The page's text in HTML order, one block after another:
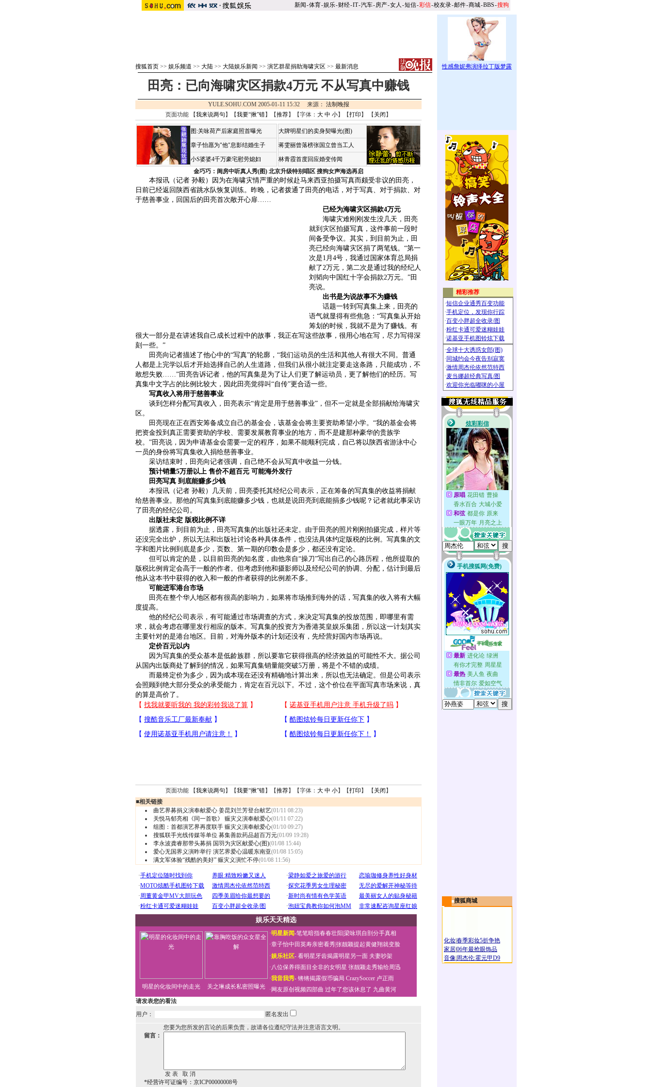
新闻-体育-娱乐-财经-IT-汽车-房产-女人 -短信-彩信-校友录-邮件-商城-BBS-搜狗
搜狐首页 >> 娱乐频道 >> 大陆 >> 大陆娱乐新闻 >> 演艺群星捐助海啸灾区 >> 最新消息
田亮：已向海啸灾区捐款4万元 不从写真中赚钱
YULE.SOHU.COM 2005-01-11 15:32 来源： 法制晚报
页面功能 【我来说两句 】【我要“揪”错】【推荐】【字体： 大 中 小】【打印 】 【 关闭 】
图:关咏荷产后家庭照首曝光
章子怡愿为"他"息影结婚生子
小S婆婆4千万豪宅慰劳媳妇
大牌明星们的卖身契曝光(图)
蒋雯丽曾落榜张国立曾当工人
林青霞首度回应婚变传闻
金巧巧：闺房中听真人秀(图) 北京升级特别唱区 搜狗女声海选再启
本报讯（记者 孙毅）因为在海啸灾情严重的时候赴马来西亚拍摄写真而颇受非议的田亮，
日前已经返回陕西省跳水队恢复训练。昨晚，记者拨通了田亮的电话，对于写真、对于捐款、对
于慈善事业，回国后的田亮首次敞开心扉……
已经为海啸灾区捐款4万元
海啸灾难刚刚发生没几天，田亮
就到灾区拍摄写真，这件事前一段时
间备受争议。其实，到目前为止，田
亮已经向海啸灾区捐了两笔钱。“第一
次是1月4号，我通过国家体育总局捐
献了2万元，第二次是通过我的经纪人
刘韬向中国红十字会捐款2万元。”田
亮说。
出书是为说故事不为赚钱
话题一转到写真集上来，田亮的
语气就显得有些焦急：“写真集从开始
筹划的时候，我就不是为了赚钱。有
很大一部分是在讲述我自己成长过程中的故事，我正在写这些故事，很用心地在写，尽力写得深
刻一些。”
田亮向记者描述了他心中的“写真”的轮廓，“我们运动员的生活和其他人有很大不同。普通
人都是上完学以后才开始选择自己的人生道路，但我们从很小就注定要走这条路，只能成功，不
敢想失败……”田亮告诉记者，他的写真集是为了让人们更了解运动员，更了解他们的经历。写
真集中文字占的比例比较大，因此田亮觉得叫“自传”更合适一些。
写真收入将用于慈善事业
谈到怎样分配写真收入，田亮表示“肯定是用于慈善事业”，但不一定就是全部捐献给海啸灾
区。
田亮现在正在西安筹备成立自己的基金会，该基金会将主要资助希望小学。“我的基金会将
把资金投到真正需要资助的学校、需要发展教育事业的地方，而不是建那种豪华的贵族学
校。”田亮说，因为申请基金会需要一定的程序，如果不能顺利完成，自己将以陕西省游泳中心
一员的身份将写真集收入捐给慈善事业。
采访结束时，田亮向记者强调，自己绝不会从写真中收益一分钱。
预计销量5万册以上 售价不超百元 可能海外发行
田亮写真 到底能赚多少钱
本报讯（记者 孙毅）几天前，田亮委托其经纪公司表示，正在筹备的写真集的收益将捐献
给慈善事业。那他的写真集到底能赚多少钱，也就是说田亮到底能捐多少钱呢？记者就此事采访
了田亮的经纪公司。
出版社未定 版税比例不详
据透露，到目前为止，田亮写真集的出版社还未定。由于田亮的照片刚刚拍摄完成，样片等
还没完全出炉，所以无法和出版社讨论各种具体条件，也没法具体约定版税的比例。写真集的文
字和图片比例到底是多少，页数、第一期的印数会是多少，都还没有定论。
但可以肯定的是，以目前田亮的知名度，由他亲自“操刀”写出自己的心路历程，他所提取的
版税比例肯定会高于一般的作者。但考虑到他和摄影师以及经纪公司的协调、分配，估计到最后
他从这本书中获得的收入和一般的作者获得的比例差不多。
可能进军港台市场
田亮在整个华人地区都有很高的影响力，如果将市场推到海外的话，写真集的收入将有大幅
度提高。
他的经纪公司表示，有可能通过市场调查的方式，来决定写真集的投放范围，即哪里有需
求，就会考虑在哪里发行相应的版本。写真集的投资方为香港英皇娱乐集团，所以这一计划其实
主要针对的是港台地区。目前，对海外版本的计划还没有，先经营好国内市场再说。
定价百元以内
因为写真集的受众基本是低龄族群，所以要靠它获得很高的经济效益的可能性不大。据公司
从国内出版商处了解到的情况，如果写真集销量能突破5万册，将是个不错的成绩。
而最终定价为多少，因为成本现在还没有精确地计算出来，所以也无法确定。但是公司表示
会照顾到绝大部分受众的承受能力，肯定在百元以下。不过，这个价位在平面写真市场来说，真
的算是高价了。
页面功能 【我来说两句 】【我要“揪”错】【推荐】【字体： 大 中 小】【打印 】 【 关闭 】
■相关链接
曲艺界募捐义演奉献爱心 姜昆刘兰芳登台献艺(01/11 08:23)
关悦马郁亮相《同一首歌》 赈灾义演奉献爱心(01/11 07:22)
组图：首都演艺界再度联手 赈灾义演奉献爱心(01/10 09:27)
搜狐联手光线传媒等单位 募集善款药品超百万元(01/09 19:28)
李永波龚睿那带头募捐 国羽为灾区献爱心(图)(01/08 15:44)
爱心无国界义演昨举行 演艺界爱心温暖东南亚(01/08 15:05)
满文军体验“残酷的美好” 赈灾义演忙不停(01/08 11:56)
娱乐天天精选
明星的化妆间中的走光 关之琳成长私密照曝光
·明星新闻-笔笔暗指春春壮阳 梁咏琪自剖分手真相
·章子怡中田英寿亲密看秀张靓颖提起黄健翔就变脸
·娱乐社区- 看明星牙齿揭露明星另一面 夫妻吵架
·八位保养得面目全非的女明星 张靓颖走秀输给周迅
·我音我秀- 锵锵揭露假币骗局 CrazySoccer 卢正雨
· 网友原创视频四部曲 过年了您该休息了 九曲黄河
请发表您的看法
用户：
匿名发出
您要为您所发的言论的后果负责，故请各位遵纪守法并注意语言文明。
留言：
*经营许可证编号：京ICP00000008号
搜狐商城
化妆春季彩妆5折争艳
家居06年最抢眼饰品
音像 周杰伦:霍元甲D9